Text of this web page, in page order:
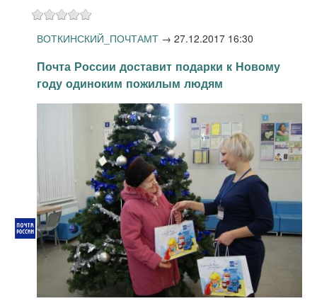
ВОТКИНСКИЙ_ПОЧТАМТ → 27.12.2017 16:30
Почта России доставит подарки к Новому
году одиноким пожилым людям